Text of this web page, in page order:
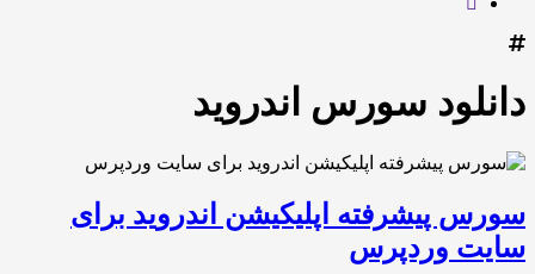
دانلود سورس اندروید
سورس پیشرفته اپلیکیشن اندروید برای
سایت وردپرس